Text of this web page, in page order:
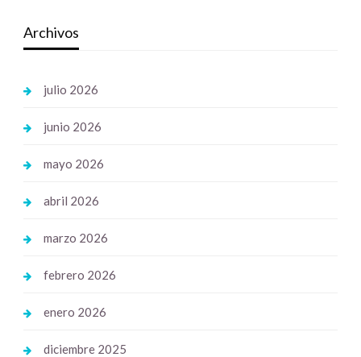
Archivos
julio 2026
junio 2026
mayo 2026
abril 2026
marzo 2026
febrero 2026
enero 2026
diciembre 2025